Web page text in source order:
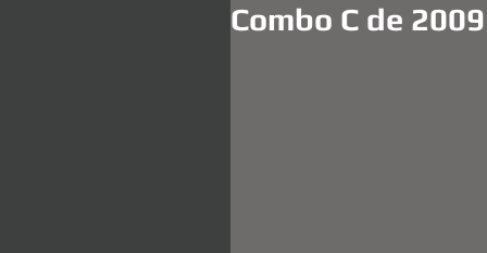
Combo C de 2009